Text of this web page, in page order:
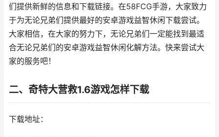
们提供新鲜的信息和下载链接。在58FCG手游，大家致力
于为无论兄弟们提供最好的安卓游戏益智休闲下载尝试。
大家相信，在大家的努力下，无论兄弟们一定能找到最适
合无论兄弟们的安卓游戏益智休闲化解方法。快来尝试大
家的服务吧！
二、奇特大营救1.6游戏怎样下载
下载地址：